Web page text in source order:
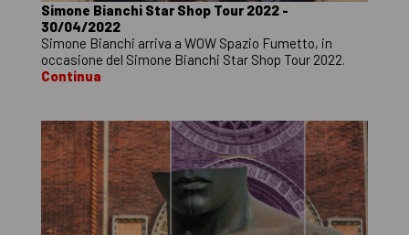
Simone Bianchi Star Shop Tour 2022 -
30/04/2022
Simone Bianchi arriva a WOW Spazio Fumetto, in
occasione del Simone Bianchi Star Shop Tour 2022.
Continua